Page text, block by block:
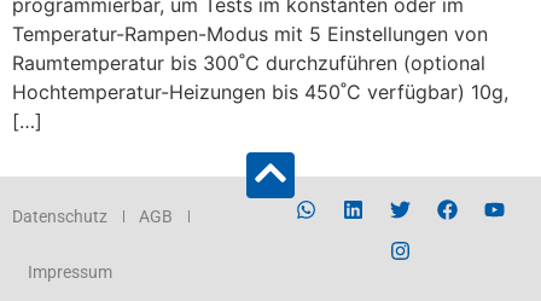
Temperatur-Rampen-Modus mit 5 Einstellungen von
Raumtemperatur bis 300˚C durchzuführen (optional
Hochtemperatur-Heizungen bis 450˚C verfügbar) 10g,
[…]
Datenschutz AGB
Impressum